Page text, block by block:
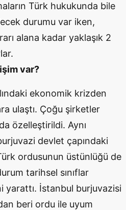
Türk hukukunda bile
durumu var iken,
alana kadar yaklaşık 2
var?
ekonomik krizden
ulaştı. Çoğu şirketler
özelleştirildi. Aynı
devlet çapındaki
ordusunun üstünlüğü de
tarihsel sınıflar
yarattı. İstanbul burjuvazisi
beri ordu ile uyum